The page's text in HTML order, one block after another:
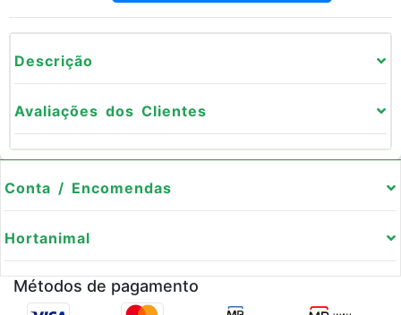
Descrição
Avaliações dos Clientes
Conta / Encomendas
Hortanimal
Métodos de pagamento